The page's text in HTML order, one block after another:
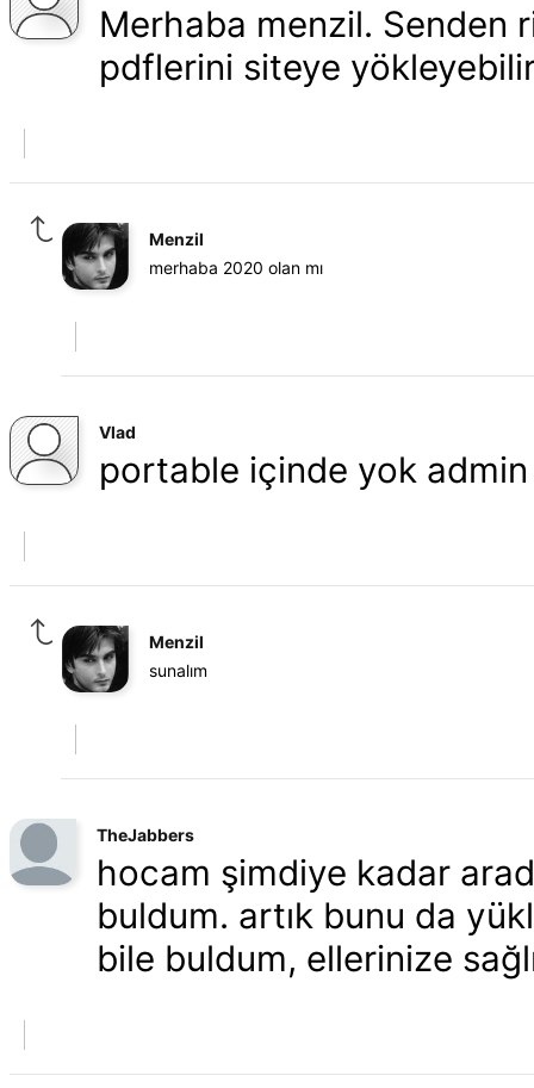
Merhaba menzil. Senden
pdflerini siteye
Menzil
merhaba 2020 olan mı
Vlad
portable içinde yok
Menzil
sunalım
TheJabbers
hocam şimdiye kadar
buldum. artık bunu da
bile buldum, ellerinize